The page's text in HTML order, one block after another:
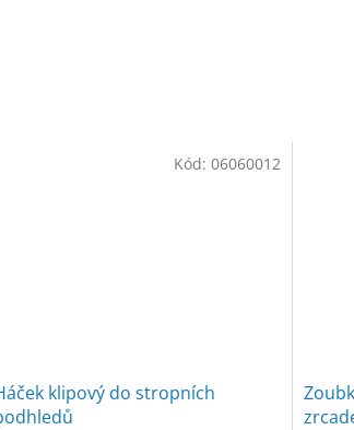
klipový do stropních
Kód: 06060012